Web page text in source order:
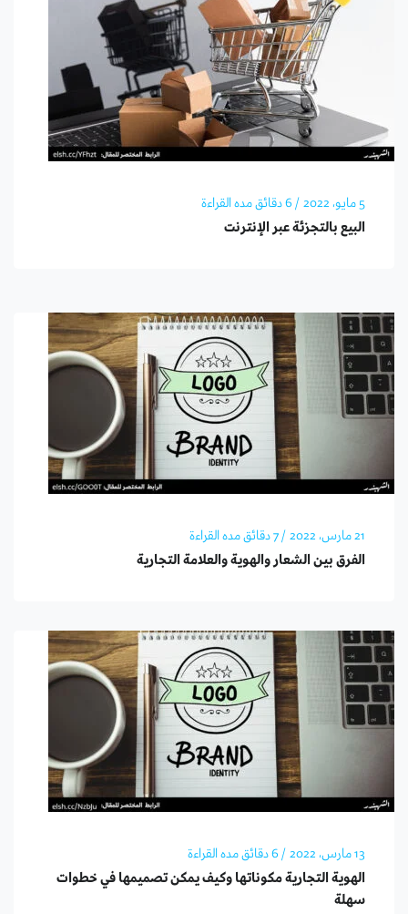
5 مايو، 2022 / 6 دقائق مده القراءة
البيع بالتجزئة عبر الإنترنت
21 مارس، 2022 / 7 دقائق مده القراءة
الفرق بين الشعار والهوية والعلامة التجارية
13 مارس، 2022 / 6 دقائق مده القراءة
الهوية التجارية مكوناتها وكيف يمكن تصميمها في خطوات
سهلة